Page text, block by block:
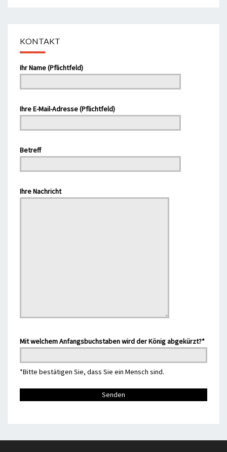
KONTAKT
Bitte lasse dieses Feld leer.
Ihr Name (Pflichtfeld)
Ihre E-Mail-Adresse (Pflichtfeld)
Bitte lasse dieses Feld leer.
Betreff
Bitte lasse dieses Feld leer.
Ihre Nachricht
Mit welchem Anfangsbuchstaben wird der König abgekürzt?*
*Bitte bestätigen Sie, dass Sie ein Mensch sind.